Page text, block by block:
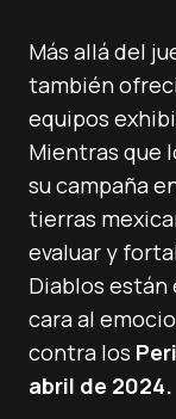
Más allá del
también
equipos
Mientras que
su campaña
tierras
evaluar y
Diablos están
cara al
contra los
abril de 2024.